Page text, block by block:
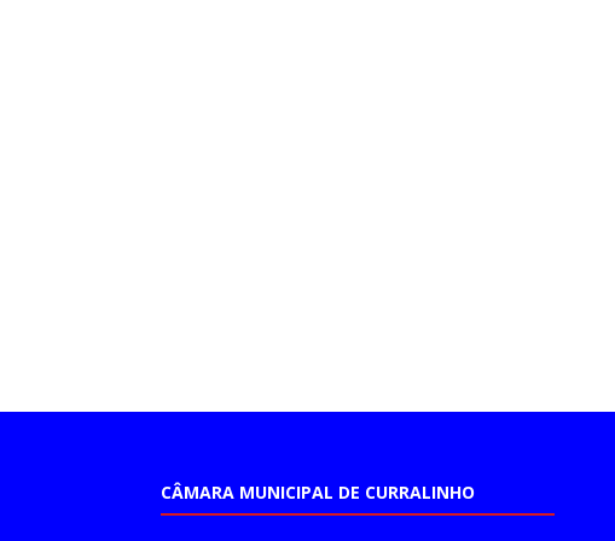
CÂMARA MUNICIPAL DE CURRALINHO